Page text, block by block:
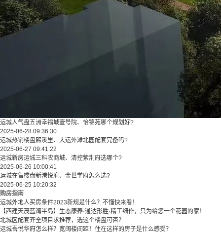
运城人气盘五洲幸福城壹号院、怡锦苑哪个规划好?
2025-06-28 09:36:30
运城热销楼盘熙溪里、大运外滩北园配套完备吗?
2025-06-27 09:41:22
运城新房运城三科农商城、清控紫荆府选哪个?
2025-06-26 10:00:41
运城在售楼盘新港悦府、金世学府怎么选?
2025-06-25 10:20:32
购房指南
运城外地人买房条件2023新规是什么？不懂快来看！
【西建天茂蓝湾半岛】生态康养·通达形胜·精工细作，只为给您一个花园的家！
北城区配套齐全项目求推荐，选这个楼盘可否？
运城吾悦华府怎么样？宽阔楼间距！住在这样的房子是什么感受？